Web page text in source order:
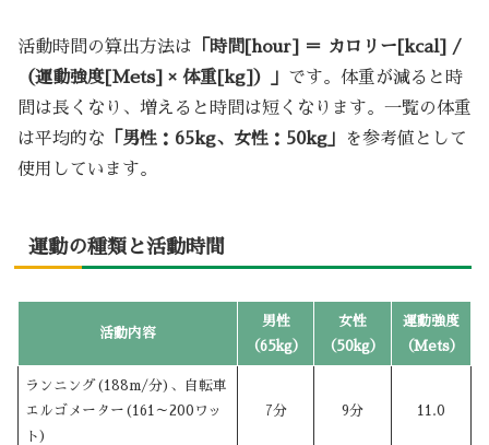
活動時間の算出方法は 「時間[hour] ＝ カロリー[kcal] /
（運動強度[Mets] × 体重[kg]）」 です。体重が減ると時
間は長くなり、増えると時間は短くなります。一覧の体重
は平均的な 「男性：65kg、女性：50kg」
を参考値として
使用しています。
運動の種類と活動時間
活動内容
男性
（65kg）
女性
（50kg）
運動強度
（Mets）
ランニング(188m/分)、自転車
エルゴメーター(161～200ワッ
ト)
7分 9分 11.0